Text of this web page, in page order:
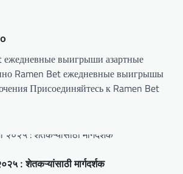
ежедневные выигрыши азартные
Ramen Bet ежедневные выигрышы
Присоединяйтесь к Ramen Bet
: शेतकऱ्यांसाठी मार्गदर्शक